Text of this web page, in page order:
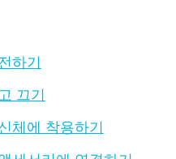
하기
끄기
체에 착용하기